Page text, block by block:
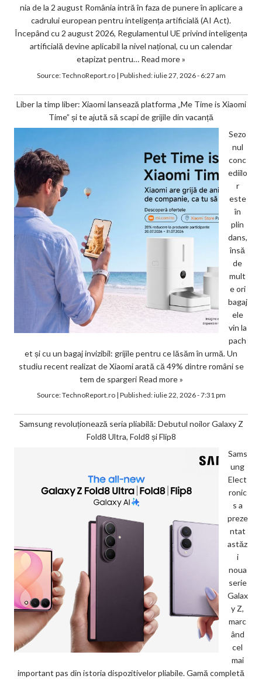
nia de la 2 august România intră în faza de punere în aplicare a
cadrului european pentru inteligența artificială (AI Act).
Începând cu 2 august 2026, Regulamentul UE privind inteligența
artificială devine aplicabil la nivel național, cu un calendar
etapizat pentru… Read more »
Source:TechnoReport.ro| Published:iulie 27, 2026 - 6:27 am
Liber la timp liber: Xiaomi lansează platforma „Me Time is Xiaomi
Time” și te ajută să scapi de grijile din vacanță
Sezo
nul
conc
ediilo
r
este
în
plin
dans,
însă
de
mult
e ori
bagaj
ele
vin la
pach
et și cu un bagaj invizibil: grijile pentru ce lăsăm în urmă. Un
studiu recent realizat de Xiaomi arată că 49% dintre români se
tem de spargeri Read more »
Source:TechnoReport.ro| Published:iulie 22, 2026 - 7:31 pm
Samsung revoluționează seria pliabilă: Debutul noilor Galaxy Z
Fold8 Ultra, Fold8 și Flip8
Sams
ung
Elect
ronic
s a
preze
ntat
astăz
i
noua
serie
Galax
y Z,
marc
ând
cel
mai
important pas din istoria dispozitivelor pliabile. Gamă completă